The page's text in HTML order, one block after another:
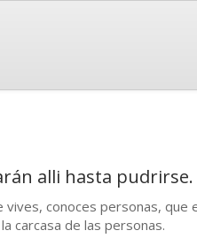
alli hasta pudrirse.
conoces personas, que
carcasa de las personas.